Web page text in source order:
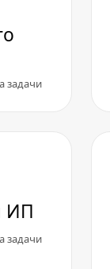
задачи
ИП
задачи